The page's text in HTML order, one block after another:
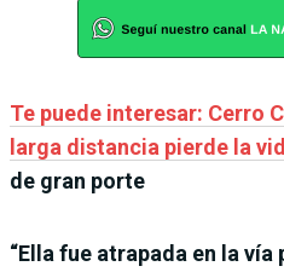
Te puede interesar: Cerro
larga distancia pierde la
de gran porte
“Ella fue atrapada en la vía